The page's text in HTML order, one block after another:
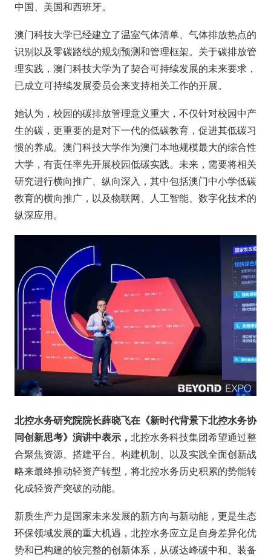
中国、美国和西班牙。
澳门科技大学已经建立了温室气体清单、气体排放热点的
识别以及零碳路线的规划预测和管理框架。关于碳排放管
理实践，澳门科技大学为了契合可持续发展的未来要求，
已成立可持续发展委员会来支持相关工作的开展。
她认为，校园的碳排放管理意义重大，不仅针对校园中产
生的碳，更重要的是对下一代的低碳教育，促进其低碳习
惯的养成。澳门科技大学作为澳门本地规模最大的综合性
大学，有责任率先开展校园低碳实践。未来，需要将相关
研究进行横向推广、纵向深入，其中包括澳门中小学低碳
教育的横向推广，以及物联网、人工智能、数字化技术的
纵深应用。
北控水务研究院院长薛晓飞在《新时代背景下北控水务协
同创新思考》演讲中表示， 北控水务科技集团希望通过整
合聚焦资源、搭建平台、构建机制、以及实践全面创新战
略来最终推动轻资产转型，将北控水务历史积累的势能转
化成轻资产突破的动能。
新质生产力是国家未来发展的新方向与新动能，更是生态
环保领域发展的重大机遇，北控水务应立足自身差异化优
势和已构建的较完整的创新体系，从碳达峰碳中和、装备